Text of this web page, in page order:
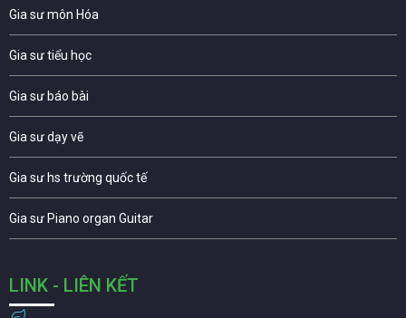
Gia sư môn Hóa
Gia sư tiểu học
Gia sư báo bài
Gia sư dạy vẽ
Gia sư hs trường quốc tế
Gia sư Piano organ Guitar
LINK - LIÊN KẾT